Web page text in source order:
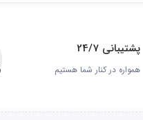
پشتیبانی 24/7
همواره در کنار شما هستیم